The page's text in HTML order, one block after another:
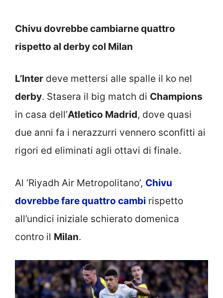
Chivu dovrebbe cambiarne quattro
rispetto al derby col Milan
L’Inter deve mettersi alle spalle il ko nel
derby. Stasera il big match di Champions
in casa dell’Atletico Madrid, dove quasi
due anni fa i nerazzurri vennero sconfitti ai
rigori ed eliminati agli ottavi di finale.
Al ‘Riyadh Air Metropolitano’, Chivu
dovrebbe fare quattro cambi rispetto
all’undici iniziale schierato domenica
contro il Milan.